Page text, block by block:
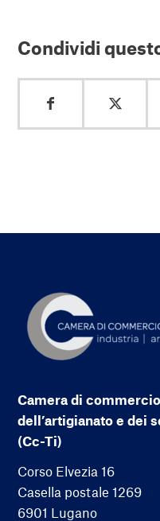
Condividi
Camera di
dell’artigianato e dei
(Cc-Ti)
Corso Elvezia 16
Casella postale 1269
6901 Lugano